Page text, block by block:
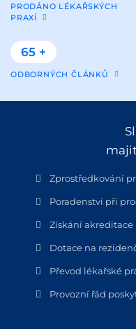
PRODÁNO LÉKAŘSKÝCH
PRAXÍ
65 +
ODBORNÝCH ČLÁNKŮ
Zprostředkování
Poradenství při
Získání akreditace
Dotace na
Převod lékařské
Provozní řád